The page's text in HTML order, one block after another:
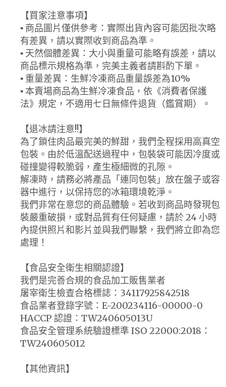
【買家注意事項】
▪ 商品圖片僅供參考：實際出貨內容可能因批次略
有差異，請以實際收到商品為準。
▪ 天然個體差異：大小與重量可能略有誤差，請以
商品標示規格為準，完美主義者請斟酌下單。
▪ 重量差異：生鮮冷凍商品重量誤差為10%
▪ 本賣場商品為生鮮冷凍食品，依《消費者保護
法》規定，不適用七日無條件退貨（鑑賞期）。
【退冰請注意!!】
為了鎖住肉品最完美的鮮甜，我們全程採用高真空
包裝。由於低溫配送過程中，包裝袋可能因冷度或
碰撞變得較脆弱，產生極細微的孔隙。
解凍時，請務必將產品「連同包裝」放在盤子或容
器中進行，以保持您的冰箱環境乾淨。
我們非常在意您的商品體驗。若收到商品時發現包
裝嚴重破損，或對品質有任何疑慮，請於 24 小時
內提供照片和影片並與我們聯繫，我們將立即為您
處理！
【食品安全衛生相關認證】
我們是完善合規的食品加工販售業者
屠宰衛生檢查合格標誌：34117925842518
食品業者登錄字號：E-200234116-00000-0
HACCP 認證：TW240605013U
食品安全管理系統驗證標準 ISO 22000:2018：
TW240605012
【其他資訊】